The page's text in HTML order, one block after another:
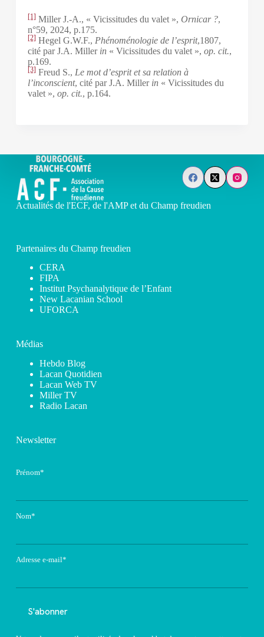
[1]Miller J.-A., « Vicissitudes du valet », Ornicar ?,
n°59, 2024, p.175.
[2]Hegel G.W.F., Phénoménologie de l’esprit,1807,
cité par J.A. Miller in « Vicissitudes du valet », op. cit.,
p.169.
[3]Freud S., Le mot d’esprit et sa relation à
l’inconscient, cité par J.A. Miller in « Vicissitudes du
valet », op. cit., p.164.
Actualités de l'ECF, de l'AMP et du Champ freudien
Partenaires du Champ freudien
CERA
FIPA
Institut Psychanalytique de l’Enfant
New Lacanian School
UFORCA
Médias
Hebdo Blog
Lacan Quotidien
Lacan Web TV
Miller TV
Radio Lacan
Newsletter
Prénom*
Nom*
Adresse e-mail*